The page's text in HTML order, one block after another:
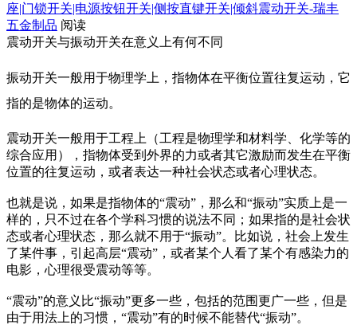
座|门锁开关|电源按钮开关|侧按直键开关|倾斜震动开关-瑞丰
五金制品 阅读
震动开关与振动开关在意义上有何不同
振动开关一般用于物理学上，指物体在平衡位置往复运动，它
指的是物体的运动。
震动开关一般用于工程上（工程是物理学和材料学、化学等的
综合应用），指物体受到外界的力或者其它激励而发生在平衡
位置的往复运动，或者表达一种社会状态或者心理状态。
也就是说，如果是指物体的“震动”，那么和“振动”实质上是一
样的，只不过在各个学科习惯的说法不同；如果指的是社会状
态或者心理状态，那么就不用于“振动”。比如说，社会上发生
了某件事，引起高层“震动”，或者某个人看了某个有感染力的
电影，心理很受震动等等。
“震动”的意义比“振动”更多一些，包括的范围更广一些，但是
由于用法上的习惯，“震动”有的时候不能替代“振动”。